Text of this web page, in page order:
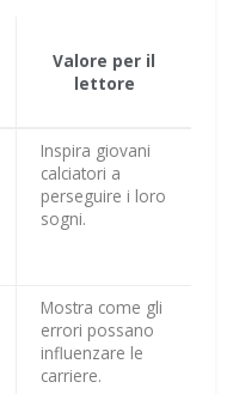
Valore per il
lettore
Inspira giovani
calciatori a
perseguire i loro
sogni.
Mostra come gli
errori possano
influenzare le
carriere.